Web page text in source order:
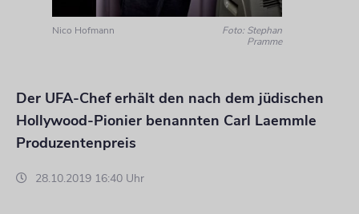
Nico Hofmann
Foto: Stephan
Pramme
Der UFA-Chef erhält den nach dem jüdischen
Hollywood-Pionier benannten Carl Laemmle
Produzentenpreis
28.10.2019 16:40 Uhr